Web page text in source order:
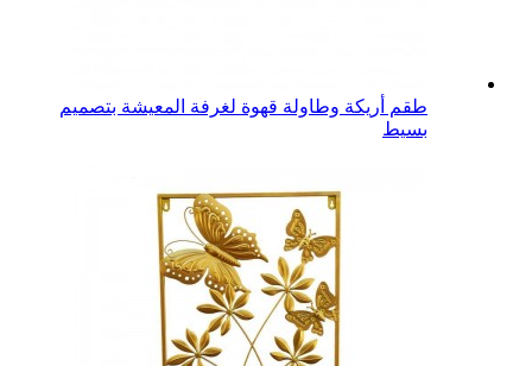
طقم أريكة وطاولة قهوة لغرفة المعيشة بتصميم
بسيط